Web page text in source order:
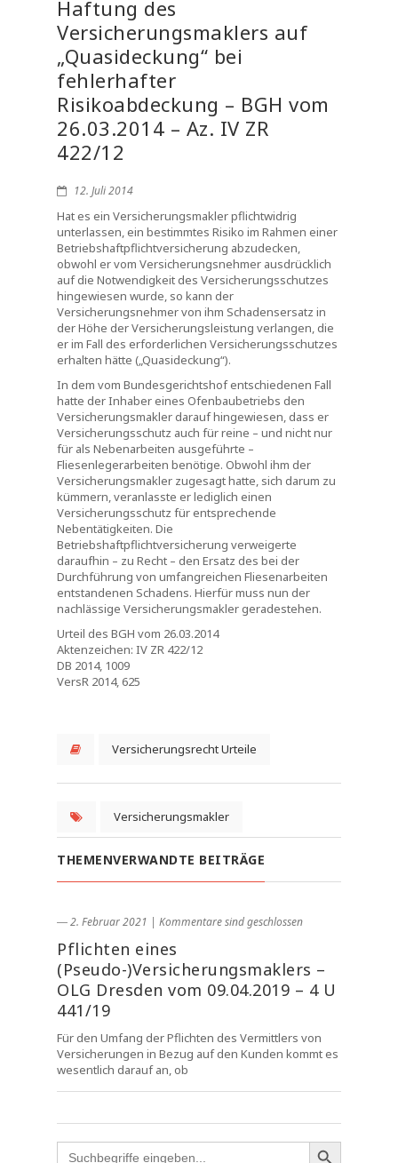
Haftung des
Versicherungsmaklers auf
„Quasideckung“ bei
fehlerhafter
Risikoabdeckung – BGH vom
26.03.2014 – Az. IV ZR
422/12
12. Juli 2014
Hat es ein Versicherungsmakler pflichtwidrig
unterlassen, ein bestimmtes Risiko im Rahmen einer
Betriebshaftpflichtversicherung abzudecken,
obwohl er vom Versicherungsnehmer ausdrücklich
auf die Notwendigkeit des Versicherungsschutzes
hingewiesen wurde, so kann der
Versicherungsnehmer von ihm Schadensersatz in
der Höhe der Versicherungsleistung verlangen, die
er im Fall des erforderlichen Versicherungsschutzes
erhalten hätte („Quasideckung“).
In dem vom Bundesgerichtshof entschiedenen Fall
hatte der Inhaber eines Ofenbaubetriebs den
Versicherungsmakler darauf hingewiesen, dass er
Versicherungsschutz auch für reine – und nicht nur
für als Nebenarbeiten ausgeführte –
Fliesenlegerarbeiten benötige. Obwohl ihm der
Versicherungsmakler zugesagt hatte, sich darum zu
kümmern, veranlasste er lediglich einen
Versicherungsschutz für entsprechende
Nebentätigkeiten. Die
Betriebshaftpflichtversicherung verweigerte
daraufhin – zu Recht – den Ersatz des bei der
Durchführung von umfangreichen Fliesenarbeiten
entstandenen Schadens. Hierfür muss nun der
nachlässige Versicherungsmakler geradestehen.
Urteil des BGH vom 26.03.2014
Aktenzeichen: IV ZR 422/12
DB 2014, 1009
VersR 2014, 625
Versicherungsrecht Urteile
Versicherungsmakler
THEMENVERWANDTE BEITRÄGE
― 2. Februar 2021 | Kommentare sind geschlossen
Pflichten eines
(Pseudo-)Versicherungsmaklers –
OLG Dresden vom 09.04.2019 – 4 U
441/19
Für den Umfang der Pflichten des Vermittlers von
Versicherungen in Bezug auf den Kunden kommt es
wesentlich darauf an, ob
Search
for: